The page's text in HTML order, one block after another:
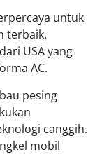
untuk
terbaik.
USA yang
AC.
pesing
canggih.
mobil